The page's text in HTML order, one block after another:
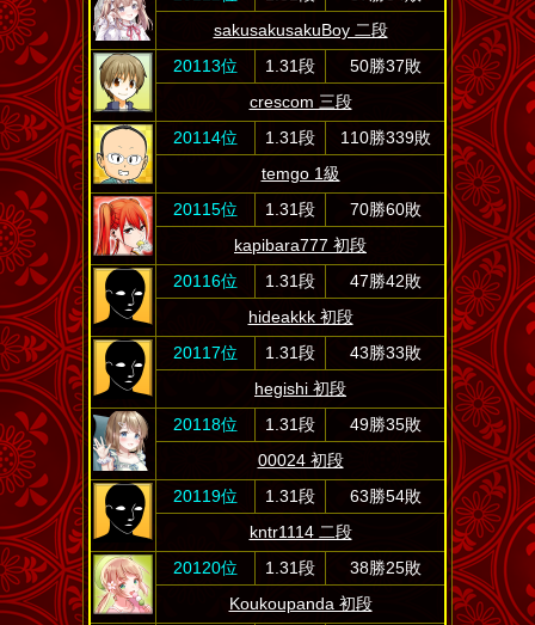
sakusakusakuBoy 二段
20113位
1.31段
50勝37敗
crescom 三段
20114位
1.31段
110勝339敗
temgo 1級
20115位
1.31段
70勝60敗
kapibara777 初段
20116位
1.31段
47勝42敗
hideakkk 初段
20117位
1.31段
43勝33敗
hegishi 初段
20118位
1.31段
49勝35敗
00024 初段
20119位
1.31段
63勝54敗
kntr1114 二段
20120位
1.31段
38勝25敗
Koukoupanda 初段